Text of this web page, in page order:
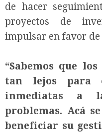
de hacer
proyectos de
impulsar en favor
“Sabemos que
tan lejos para
inmediatas a
problemas. Acá
beneficiar su